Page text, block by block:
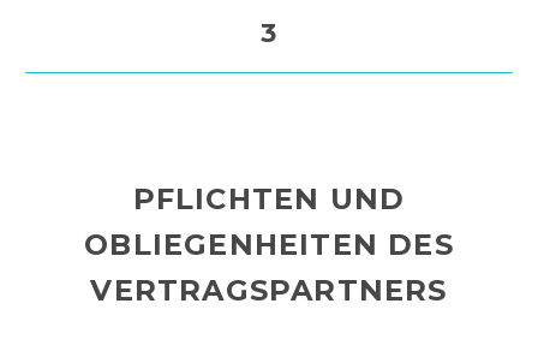
3
PFLICHTEN UND
OBLIEGENHEITEN DES
VERTRAGSPARTNERS